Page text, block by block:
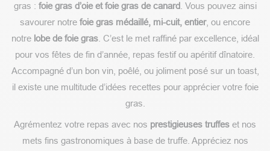
gras : foie gras d’oie et foie gras de canard. Vous pouvez ainsi
savourer notre foie gras médaillé, mi-cuit, entier, ou encore
notre lobe de foie gras. C’est le met raffiné par excellence, idéal
pour vos fêtes de fin d’année, repas festif ou apéritif dînatoire.
Accompagné d’un bon vin, poêlé, ou joliment posé sur un toast,
il existe une multitude d’idées recettes pour apprécier votre foie
gras.
Agrémentez votre repas avec nos prestigieuses truffes et nos
mets fins gastronomiques à base de truffe. Appréciez nos